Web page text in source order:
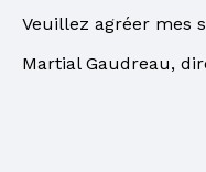
Veuillez agréer mes
Martial Gaudreau,